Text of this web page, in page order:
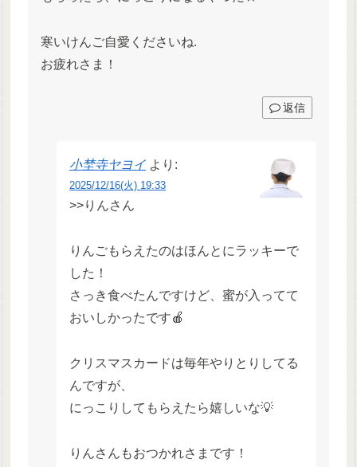
寒いけんご自愛くださいね.
お疲れさま！
返信
小埜寺ヤヨイ より:
2025/12/16(火) 19:33
>>りんさん
りんごもらえたのはほんとにラッキーで
した！
さっき食べたんですけど、蜜が入ってて
おいしかったです🍎
クリスマスカードは毎年やりとりしてる
んですが、
にっこりしてもらえたら嬉しいな💡
りんさんもおつかれさまです！